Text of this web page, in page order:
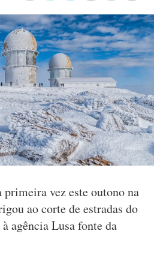
vez este outono na
ao corte de estradas do
agência Lusa fonte da